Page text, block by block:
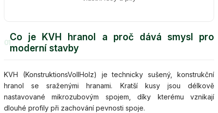
01Co je KVH hranol a proč dává smysl pro
moderní stavby
KVH (KonstruktionsVollHolz) je technicky sušený, konstrukční
hranol se sraženými hranami. Kratší kusy jsou délkově
nastavované mikrozubovým spojem, díky kterému vznikají
dlouhé profily při zachování pevnosti spoje.